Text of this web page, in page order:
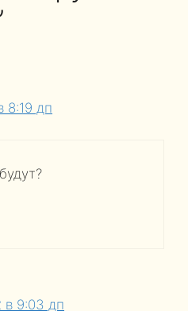
8:19 дп
в 9:03 дп